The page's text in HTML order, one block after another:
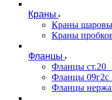
Краны
Краны
Краны
Фланцы
Фланцы ст.20
Фланцы 09г2с
Фланцы